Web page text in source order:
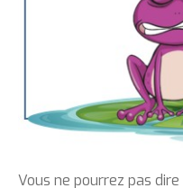
Vous ne pourrez pas